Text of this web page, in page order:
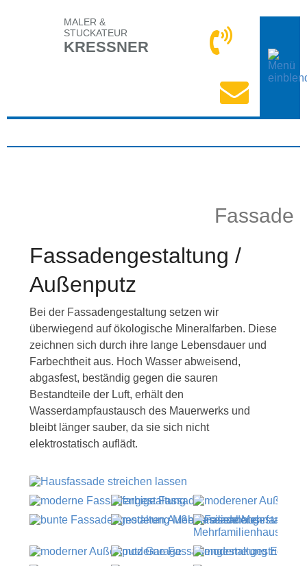
MALER &
STUCKATEUR
KRESSNER
Fassade
Fassadengestaltung /
Außenputz
Bei der Fassadengestaltung setzen wir
überwiegend auf ökologische Mineralfarben. Diese
zeichnen sich durch ihre lange Lebensdauer und
Farbechtheit aus. Hoch Wasser abweisend,
abgasfest, beständig gegen die sauren
Bestandteile der Luft, erhält den
Wasserdampfaustausch des Mauerwerks und
bleibt länger sauber, da sie sich nicht
elektrostatisch auflädt.